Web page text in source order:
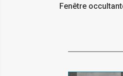
Fenêtre